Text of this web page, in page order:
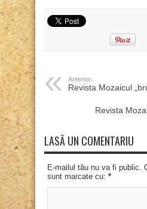
Anterior:
Revista Mozaicul
Revista
LASĂ UN COMENTARIU
E-mailul tău nu va fi public.
sunt marcate cu: *